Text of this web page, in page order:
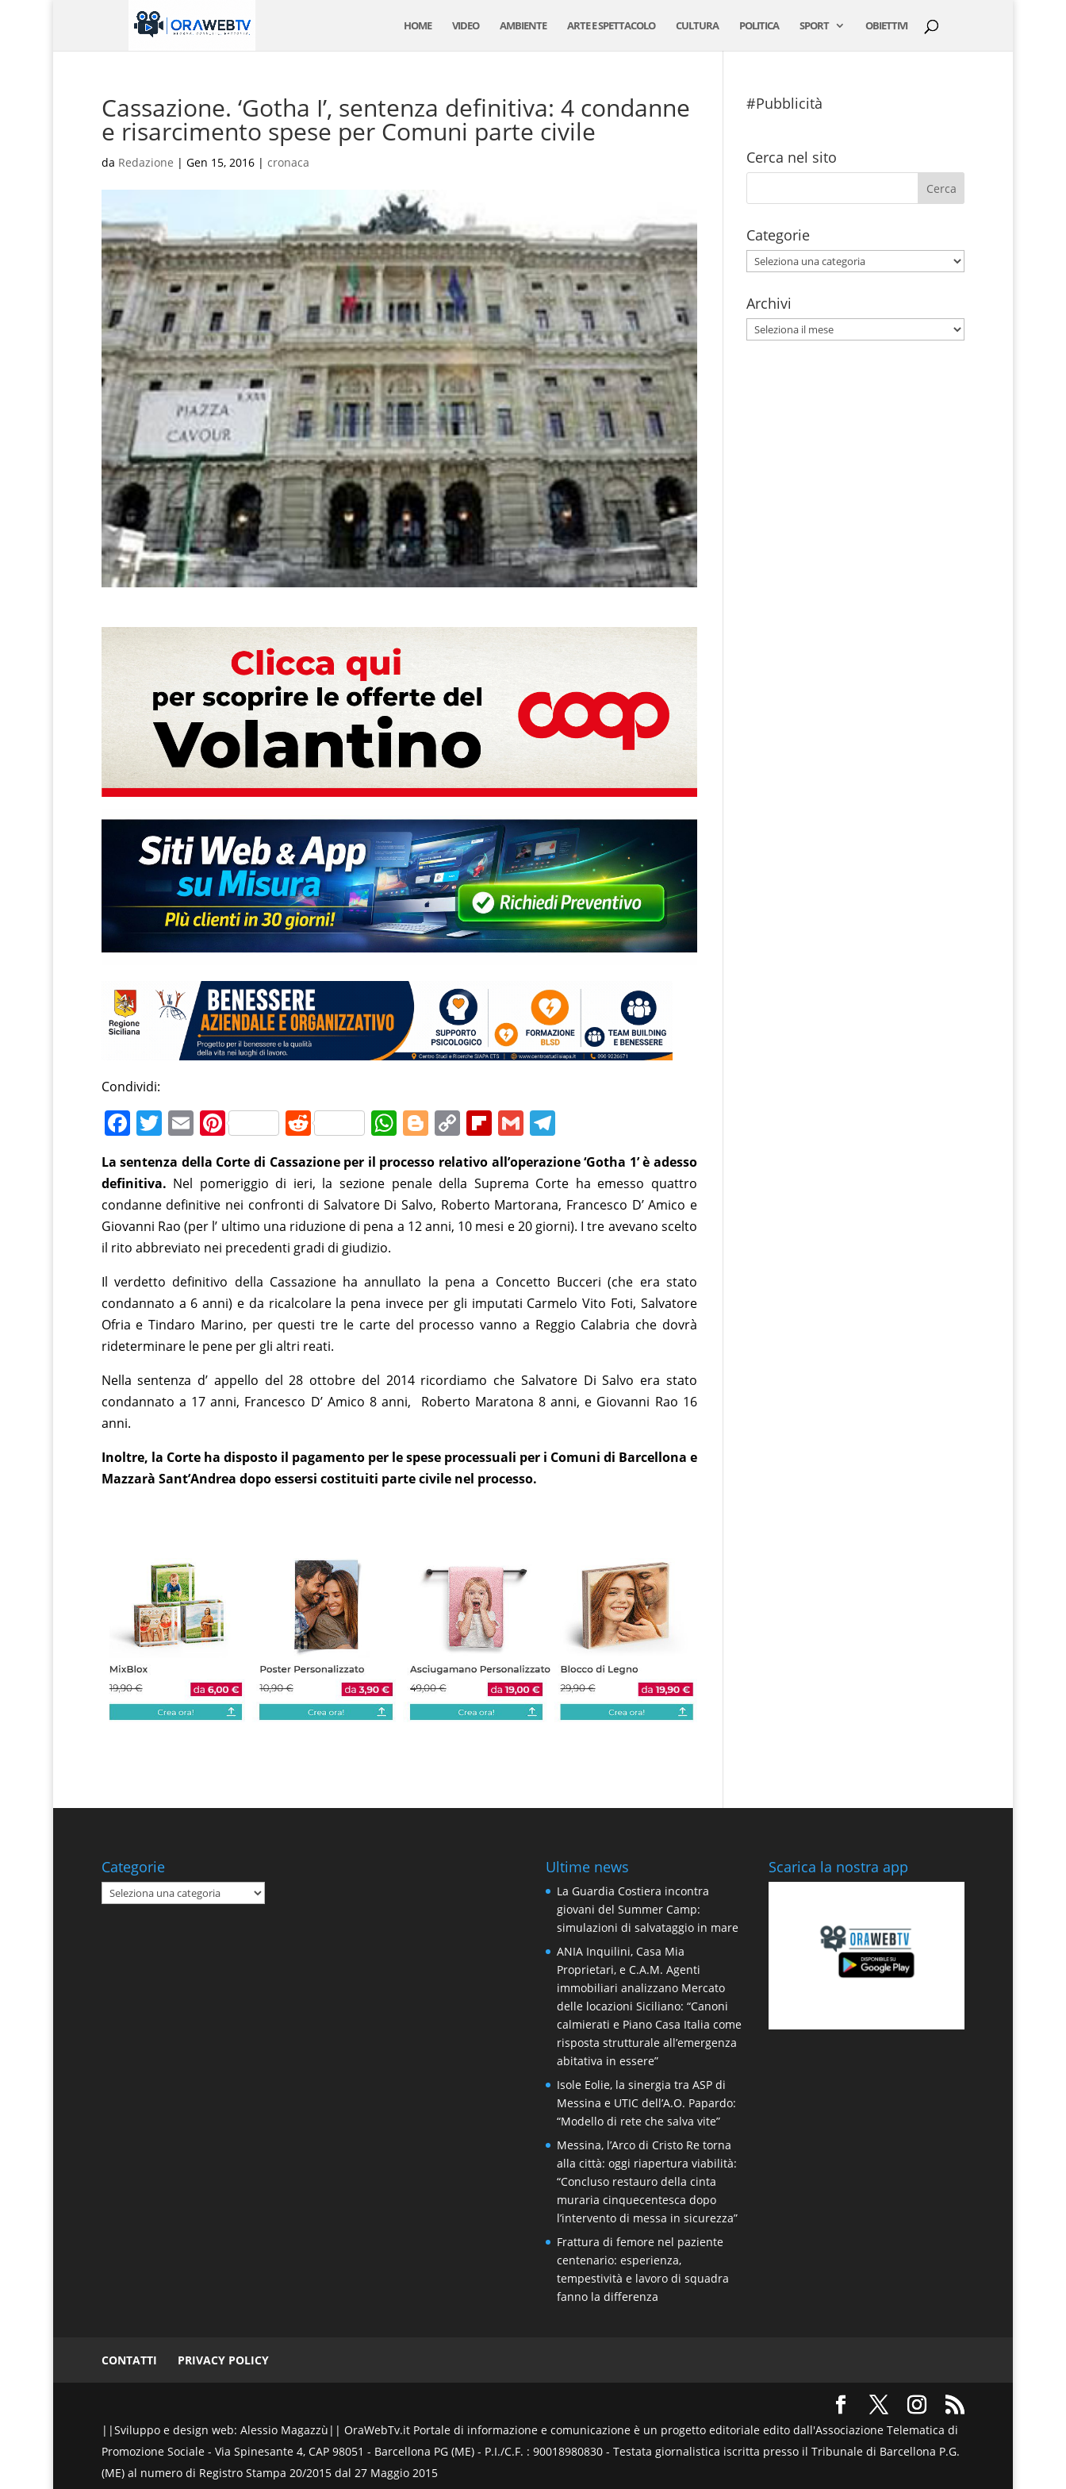
HOME VIDEO AMBIENTE ARTE E SPETTACOLO CULTURA POLITICA SPORT OBIETTIVI
Cassazione. ‘Gotha I’, sentenza definitiva: 4 condanne
e risarcimento spese per Comuni parte civile
da Redazione | Gen 15, 2016| cronaca
Condividi:
F
c
e
b
o
o
k
T
itt
er
E
m
ai
l
Pi
er
e
st
R
e
d
di
t
W
at
s
A
p
Bl
g
g
er
C
o
p
y
Li
k
Fl
ip
b
o
ar
G
ai
l
T
el
e
gr
a
La sentenza della Corte di Cassazione per il processo relativo all’operazione ‘Gotha 1’ è adesso
definitiva. Nel pomeriggio di ieri, la sezione penale della Suprema Corte ha emesso quattro
condanne definitive nei confronti di Salvatore Di Salvo, Roberto Martorana, Francesco D’ Amico e
Giovanni Rao (per l’ ultimo una riduzione di pena a 12 anni, 10 mesi e 20 giorni). I tre avevano scelto
il rito abbreviato nei precedenti gradi di giudizio.
Il verdetto definitivo della Cassazione ha annullato la pena a Concetto Bucceri (che era stato
condannato a 6 anni) e da ricalcolare la pena invece per gli imputati Carmelo Vito Foti, Salvatore
Ofria e Tindaro Marino, per questi tre le carte del processo vanno a Reggio Calabria che dovrà
rideterminare le pene per gli altri reati.
Nella sentenza d’ appello del 28 ottobre del 2014 ricordiamo che Salvatore Di Salvo era stato
condannato a 17 anni, Francesco D’ Amico 8 anni, Roberto Maratona 8 anni, e Giovanni Rao 16
anni.
Inoltre, la Corte ha disposto il pagamento per le spese processuali per i Comuni di Barcellona e
Mazzarà Sant’Andrea dopo essersi costituiti parte civile nel processo.
#Pubblicità
Cerca nel sito
Categorie
Categorie
Archivi
Archivi
Categorie
Categorie
Ultime news
La Guardia Costiera incontra
giovani del Summer Camp:
simulazioni di salvataggio in mare
ANIA Inquilini, Casa Mia
Proprietari, e C.A.M. Agenti
immobiliari analizzano Mercato
delle locazioni Siciliano: “Canoni
calmierati e Piano Casa Italia come
risposta strutturale all’emergenza
abitativa in essere”
Isole Eolie, la sinergia tra ASP di
Messina e UTIC dell’A.O. Papardo:
“Modello di rete che salva vite”
Messina, l’Arco di Cristo Re torna
alla città: oggi riapertura viabilità:
“Concluso restauro della cinta
muraria cinquecentesca dopo
l’intervento di messa in sicurezza”
Frattura di femore nel paziente
centenario: esperienza,
tempestività e lavoro di squadra
fanno la differenza
Scarica la nostra app
CONTATTI PRIVACY POLICY
||Sviluppo e design web: Alessio Magazzù|| OraWebTv.it Portale di informazione e comunicazione è un progetto editoriale edito dall'Associazione Telematica di
Promozione Sociale - Via Spinesante 4, CAP 98051 - Barcellona PG (ME) - P.I./C.F. : 90018980830 - Testata giornalistica iscritta presso il Tribunale di Barcellona P.G.
(ME) al numero di Registro Stampa 20/2015 dal 27 Maggio 2015